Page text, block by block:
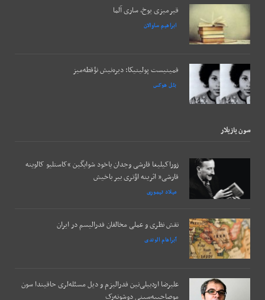
قیرمیزی یوخ، ساری آلما
ابراهیم ساوالان
فمینیست پولیتیکا: دیره‌نیش نؤقطه‌میز
بئل هوکس
سون يازيلار
زوراکیلیغا قارشی وجدان یاخود شوایگین “کاستلیو کالوینه
قارشی” اثرینه اؤتری بیر باخیش
میلاد تیموری
نقش نظری و عملی مخالفان فدرالیسم در ایران
آبراهام الوندی
علیرضا اردبیلی‌نین فدرالیزم و دیل مسئله‌لری حاقیندا سون
موصاحیبه‌سینی دوشونه‌رک